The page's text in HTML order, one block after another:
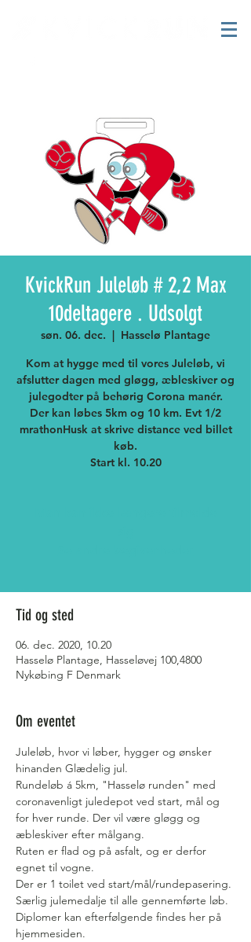
KvickRun Juleløb # 2,2 Max
10deltagere . Udsolgt
søn. 06. dec.
  |
Hasselø Plantage
Kom at hygge med til vores Juleløb, vi
afslutter dagen med gløgg, æbleskiver og
julegodter på behørig Corona manér.
Der kan løbes 5km og 10 km. Evt 1/2
mrathonHusk at skrive distance ved billet
køb.
Start kl. 10.20
Tid og sted
06. dec. 2020, 10.20
Hasselø Plantage, Hasseløvej 100,4800
Nykøbing F Denmark
Om eventet
Juleløb, hvor vi løber, hygger og ønsker
hinanden Glædelig jul.
Rundeløb á 5km, "Hasselø runden" med
coronavenligt juledepot ved start, mål og
for hver runde. Der vil være gløgg og
æbleskiver efter målgang.
Ruten er flad og på asfalt, og er derfor
egnet til vogne.
Der er 1 toilet ved start/mål/rundepasering.
Særlig julemedalje til alle gennemførte løb.
Diplomer kan efterfølgende findes her på
hjemmesiden.